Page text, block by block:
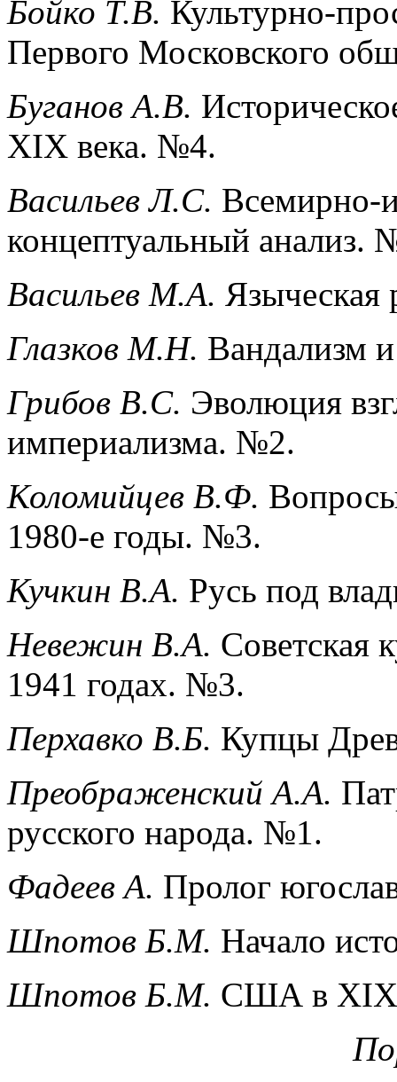
Бойко Т.В. Культурно-
Первого Московского
Буганов А.В.
XIX века. №4.
Васильев Л.С. Всемирно-
концептуальный анализ.
Васильев М.А.
Глазков М.Н. Вандализм
Грибов В.С. Эволюция
империализма. №2.
Коломийцев В.Ф.
1980-е годы. №3.
Кучкин В.А. Русь под
Невежин В.А. Советская
1941 годах. №3.
Перхавко В.Б. Купцы
Преображенский А.А.
русского народа. №1.
Фадеев А. Пролог
Шпотов Б.М. Начало
Шпотов Б.М. США в XIX